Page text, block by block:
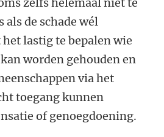
zelfs helemaal niet te
de schade wél
lastig te bepalen wie
worden gehouden en
via het
toegang kunnen
of genoegdoening.